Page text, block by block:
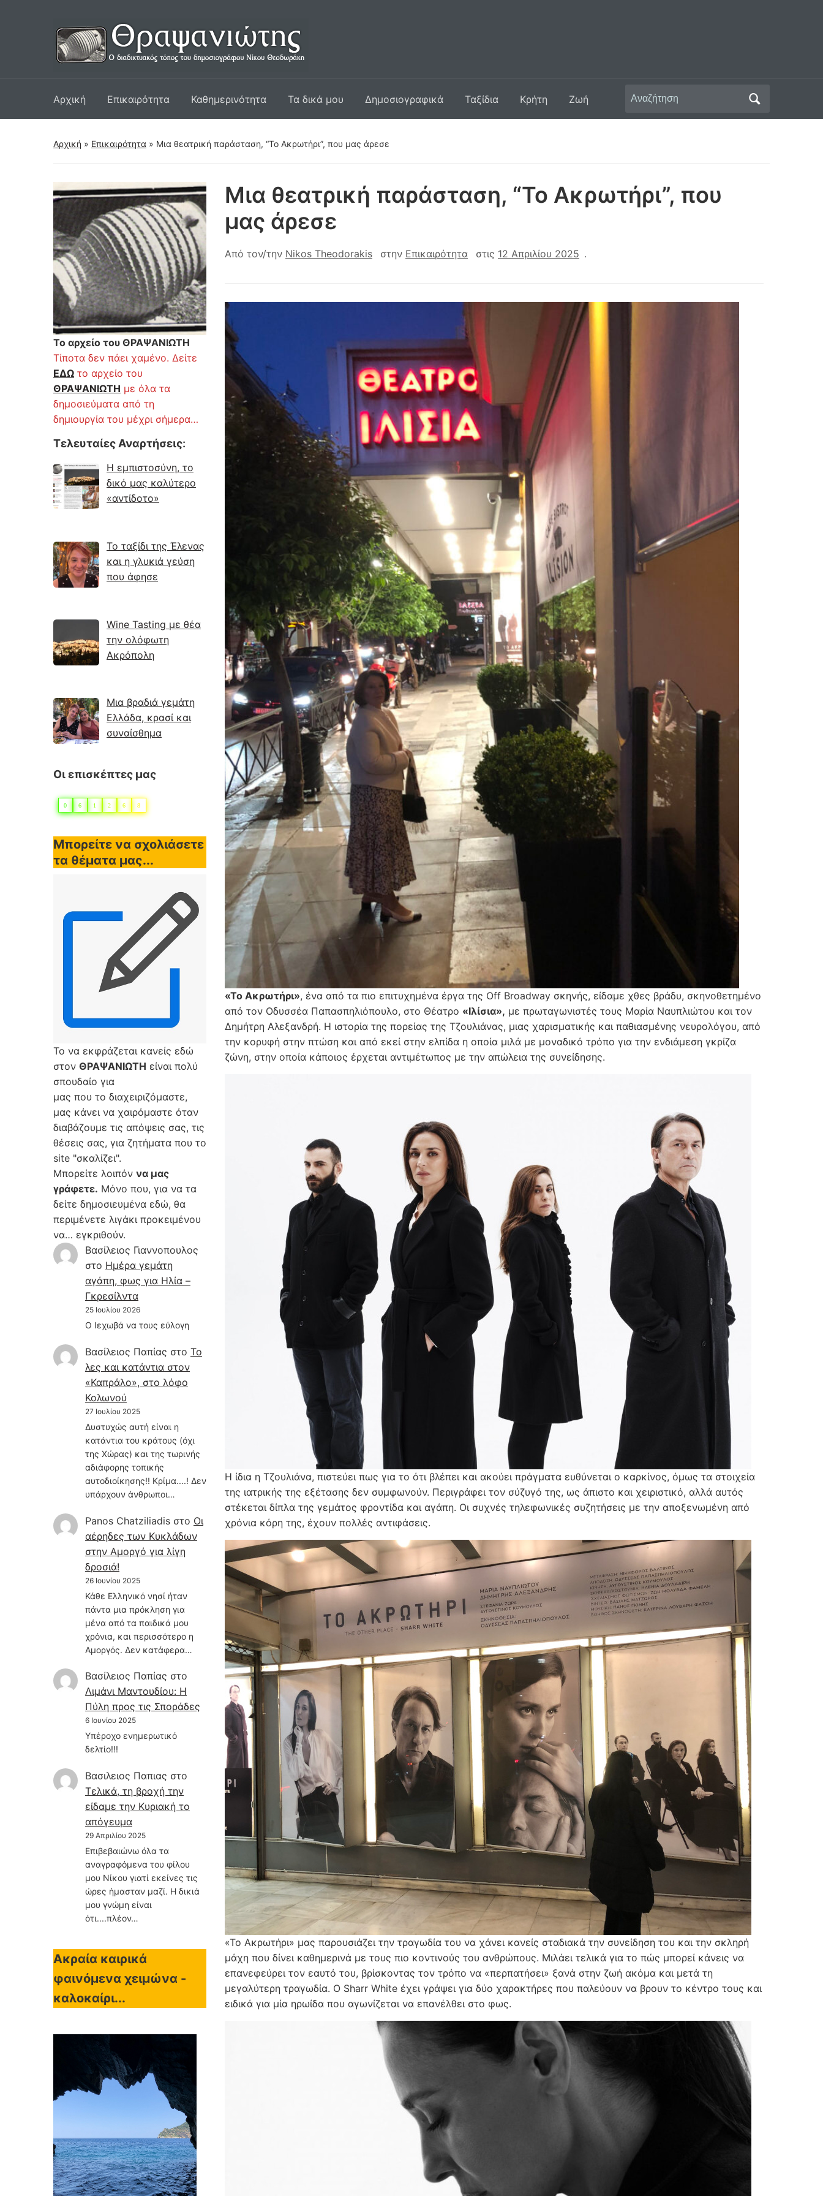
Αρχική Επικαιρότητα Καθημερινότητα Τα δικά μου Δημοσιογραφικά Ταξίδια Κρήτη Ζωή
Αναζήτηση
Αρχική » Επικαιρότητα » Μια θεατρική παράσταση, “Το Ακρωτήρι”, που μας άρεσε
Το αρχείο του ΘΡΑΨΑΝΙΩΤΗ
Τίποτα δεν πάει χαμένο. Δείτε
ΕΔΩ το αρχείο του
ΘΡΑΨΑΝΙΩΤΗ με όλα τα
δημοσιεύματα από τη
δημιουργία του μέχρι σήμερα…
Τελευταίες Αναρτήσεις:
Η εμπιστοσύνη, το
δικό μας καλύτερο
«αντίδοτο»
Το ταξίδι της Έλενας
και η γλυκιά γεύση
που άφησε
Wine Tasting με θέα
την ολόφωτη
Ακρόπολη
Μια βραδιά γεμάτη
Ελλάδα, κρασί και
συναίσθημα
Οι επισκέπτες μας
0 6 1 2 6 8
Μπορείτε να σχολιάσετε
τα θέματα μας...
Το να εκφράζεται κανείς εδώ
στον ΘΡΑΨΑΝΙΩΤΗ είναι πολύ
σπουδαίο για
μας που το διαχειριζόμαστε,
μας κάνει να χαιρόμαστε όταν
διαβάζουμε τις απόψεις σας, τις
θέσεις σας, για ζητήματα που το
site "σκαλίζει".
Μπορείτε λοιπόν να μας
γράφετε. Μόνο που, για να τα
δείτε δημοσιευμένα εδώ, θα
περιμένετε λιγάκι προκειμένου
να… εγκριθούν.
Βασίλειος Γιαννοπουλος
στο Hμέρα γεμάτη
αγάπη, φως για Ηλία –
Γκρεσίλντα
25 Ιουλίου 2026
Ο Ιεχωβά να τους εύλογη
Βασίλειος Παπίας στο Το
λες και κατάντια στον
«Καπράλο», στο λόφο
Κολωνού
27 Ιουλίου 2025
Δυστυχώς αυτή είναι η
κατάντια του κράτους (όχι
της Χώρας) και της τωρινής
αδιάφορης τοπικής
αυτοδιοίκησης!! Κρίμα....! Δεν
υπάρχουν άνθρωποι…
Panos Chatziliadis στο Οι
αέρηδες των Κυκλάδων
στην Αμοργό για λίγη
δροσιά!
26 Ιουνίου 2025
Κάθε Ελληνικό νησί ήταν
πάντα μια πρόκληση για
μένα από τα παιδικά μου
χρόνια, και περισσότερο η
Αμοργός. Δεν κατάφερα…
Βασίλειος Παπίας στο
Λιμάνι Μαντουδίου: Η
Πύλη προς τις Σποράδες
6 Ιουνίου 2025
Υπέροχο ενημερωτικό
δελτίο!!!
Βασιλειος Παπιας στο
Τελικά, τη βροχή την
είδαμε την Κυριακή το
απόγευμα
29 Απριλίου 2025
Επιβεβαιώνω όλα τα
αναγραφόμενα του φίλου
μου Νίκου γιατί εκείνες τις
ώρες ήμασταν μαζί. Η δικιά
μου γνώμη είναι
ότι....πλέον…
Ακραία καιρικά
φαινόμενα χειμώνα -
καλοκαίρι...
Μια θεατρική παράσταση, “Το Ακρωτήρι”, που
μας άρεσε
Από τον/την Nikos Theodorakis στην Επικαιρότητα στις 12 Απριλίου 2025 .
«Το Ακρωτήρι», ένα από τα πιο επιτυχημένα έργα της Off Broadway σκηνής, είδαμε χθες βράδυ, σκηνοθετημένο
από τον Οδυσσέα Παπασπηλιόπουλο, στο Θέατρο «Ιλίσια», με πρωταγωνιστές τους Μαρία Ναυπλιώτου και τον
Δημήτρη Αλεξανδρή. Η ιστορία της πορείας της Τζουλιάνας, μιας χαρισματικής και παθιασμένης νευρολόγου, από
την κορυφή στην πτώση και από εκεί στην ελπίδα η οποία μιλά με μοναδικό τρόπο για την ενδιάμεση γκρίζα
ζώνη, στην οποία κάποιος έρχεται αντιμέτωπος με την απώλεια της συνείδησης.
Η ίδια η Τζουλιάνα, πιστεύει πως για το ότι βλέπει και ακούει πράγματα ευθύνεται ο καρκίνος, όμως τα στοιχεία
της ιατρικής της εξέτασης δεν συμφωνούν. Περιγράφει τον σύζυγό της, ως άπιστο και χειριστικό, αλλά αυτός
στέκεται δίπλα της γεμάτος φροντίδα και αγάπη. Οι συχνές τηλεφωνικές συζητήσεις με την αποξενωμένη από
χρόνια κόρη της, έχουν πολλές αντιφάσεις.
«Το Ακρωτήρι» μας παρουσιάζει την τραγωδία του να χάνει κανείς σταδιακά την συνείδηση του και την σκληρή
μάχη που δίνει καθημερινά με τους πιο κοντινούς του ανθρώπους. Μιλάει τελικά για το πώς μπορεί κάνεις να
επανεφεύρει τον εαυτό του, βρίσκοντας τον τρόπο να «περπατήσει» ξανά στην ζωή ακόμα και μετά τη
μεγαλύτερη τραγωδία. Ο Sharr White έχει γράψει για δύο χαρακτήρες που παλεύουν να βρουν το κέντρο τους και
ειδικά για μία ηρωίδα που αγωνίζεται να επανέλθει στο φως.